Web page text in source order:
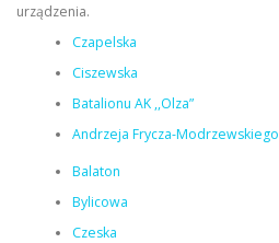
urządzenia.
Czapelska
Ciszewska
Batalionu AK ,,Olza”
Andrzeja Frycza-Modrzewskiego
Balaton
Bylicowa
Czeska